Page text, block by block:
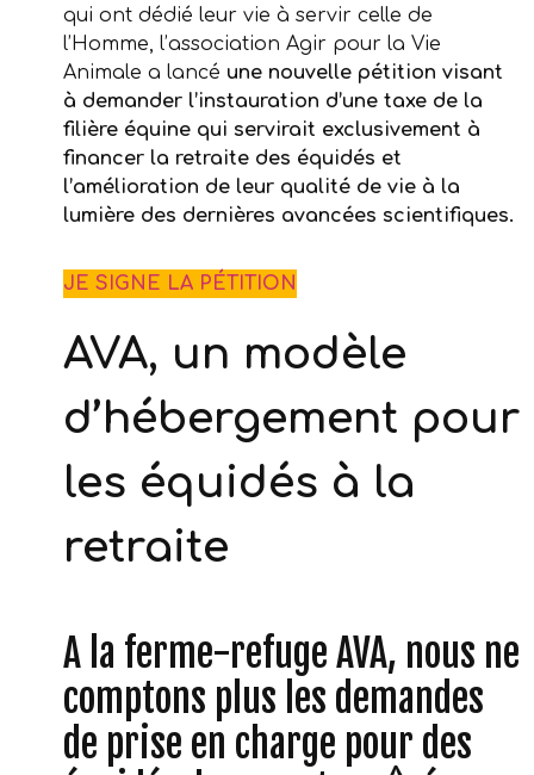
qui ont dédié leur vie à servir celle de
l’Homme, l’association Agir pour la Vie
Animale a lancé une nouvelle pétition visant
à demander l’instauration d’une taxe de la
filière équine qui servirait exclusivement à
financer la retraite des équidés et
l’amélioration de leur qualité de vie à la
lumière des dernières avancées scientifiques.
JE SIGNE LA PÉTITION
AVA, un modèle
d’hébergement pour
les équidés à la
retraite
A la ferme-refuge AVA, nous ne
comptons plus les demandes
de prise en charge pour des